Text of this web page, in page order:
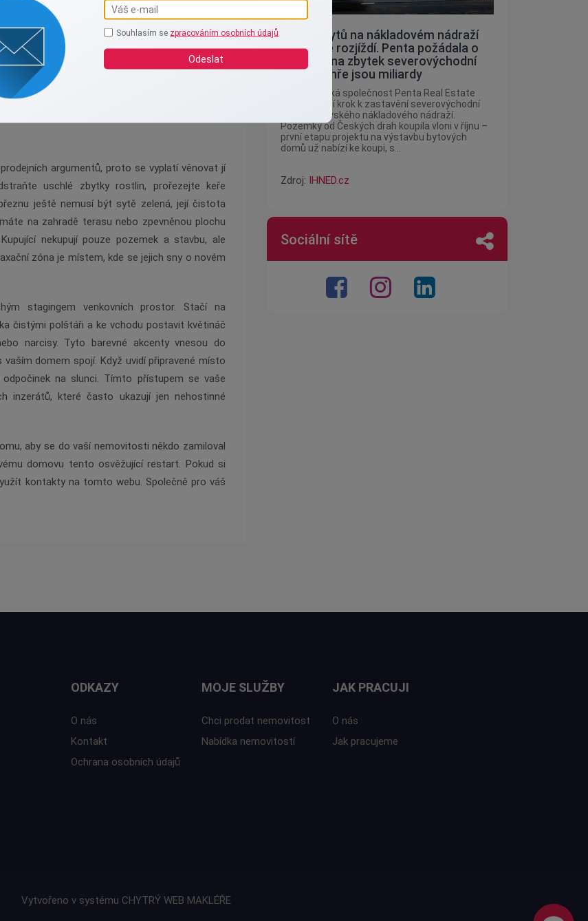
drobnostmi, ale mají na zájemce obrovský
opravu nátěru nebo zda domovní číslo
máte u vstupu venkovní osvětlení, otřete z něj
tyto maličkosti tvoří harmonický celek, který
vidí upravený vstup, mnohem snadněji si
argumentů, proto se vyplatí věnovat jí
uschlé zbytky rostlin, prořezejte keře
ještě nemusí být sytě zelená, její čistota
na zahradě terasu nebo zpevněnou plochu
nekupují pouze pozemek a stavbu, ale
zóna je místem, kde se jejich sny o novém
stagingem venkovních prostor. Stačí na
čistými polštáři a ke vchodu postavit květináč
narcisy. Tyto barevné akcenty vnesou do
domem spojí. Když uvidí připravené místo
na slunci. Tímto přístupem se vaše
inzerátů, které často ukazují jen nehostinné
aby se do vaší nemovitosti někdo zamiloval
domovu tento osvěžující restart. Pokud si
kontakty na tomto webu. Společně pro váš
Stavba bytů na nákladovém nádraží
Žižkov se rozjíždí. Penta požádala o
povolení na zbytek severovýchodní
části, ve hře jsou miliardy
Developerská společnost Penta Real Estate
udělala další krok k zastavění severovýchodní
části žižkovského nákladového nádraží.
Pozemky od Českých drah koupila vloni v říjnu –
první etapu projektu na výstavbu bytových
domů už nabízí ke koupi, s...
Zdroj: IHNED.cz
Sociální sítě
ODKAZY
O nás
Kontakt
Ochrana osobních údajů
MOJE SLUŽBY
Chci prodat nemovitost
Nabídka nemovitostí
JAK PRACUJI
O nás
Jak pracujeme
Vytvořeno v systému CHYTRÝ WEB MAKLÉŘE
Souhlasím se zpracováním osobních údajů
Odeslat